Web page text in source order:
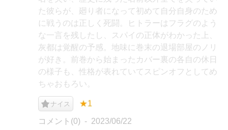
た彼らが、廻り者になって初めて自分自身のため
に戦うのは正しく死闘。ヒトラーはフラグのよう
な一言を残したし、スパイの正体がわかった上、
灰都は覚醒の予感。地味に巻末の退場部屋のノリ
が好き。前巻から始まったカバー裏の各自の休日
の様子も、性格が表れていてスピンオフとしてめ
ちゃおもろい。
ナイス ★1
コメント(0) 2023/06/22